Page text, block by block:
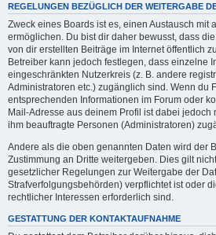
REGELUNGEN BEZÜGLICH DER WEITERGABE
Zweck eines Boards ist es, einen Austausch mit
ermöglichen. Du bist dir daher bewusst, dass
von dir erstellten Beiträge im Internet öffentlich
Betreiber kann jedoch festlegen, dass einzelne
eingeschränkten Nutzerkreis (z. B. andere
Administratoren etc.) zugänglich sind. Wenn du
entsprechenden Informationen im Forum oder
Mail-Adresse aus deinem Profil ist dabei jedoch
ihm beauftragte Personen (Administratoren)
Andere als die oben genannten Daten wird der
Zustimmung an Dritte weitergeben. Dies gilt
gesetzlicher Regelungen zur Weitergabe der
Strafverfolgungsbehörden) verpflichtet ist oder
rechtlicher Interessen erforderlich sind.
GESTATTUNG DER KONTAKTAUFNAHME